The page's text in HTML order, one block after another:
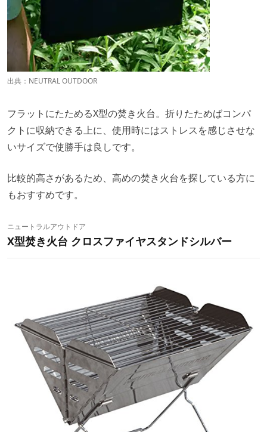
出典： NEUTRAL OUTDOOR
フラットにたためるX型の焚き火台。折りたためばコンパ
クトに収納できる上に、使用時にはストレスを感じさせな
いサイズで使勝手は良しです。
比較的高さがあるため、高めの焚き火台を探している方に
もおすすめです。
ニュートラルアウトドア
X型焚き火台 クロスファイヤスタンドシルバー